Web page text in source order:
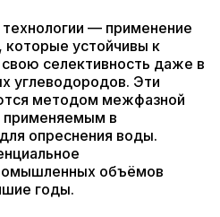
— применение
устойчивы к
селективность даже в
углеводородов. Эти
методом межфазной
применяемым в
опреснения воды.
объёмов
годы.